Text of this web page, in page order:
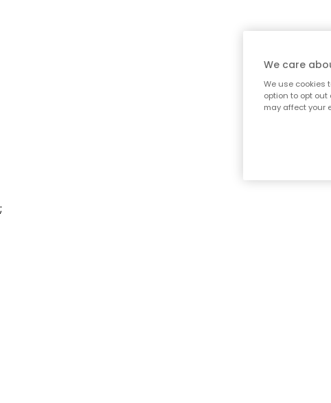
;
We care
We use cookies
option to opt
may affect your